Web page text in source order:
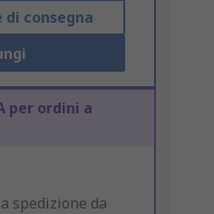
consegna
per ordini a
spedizione da